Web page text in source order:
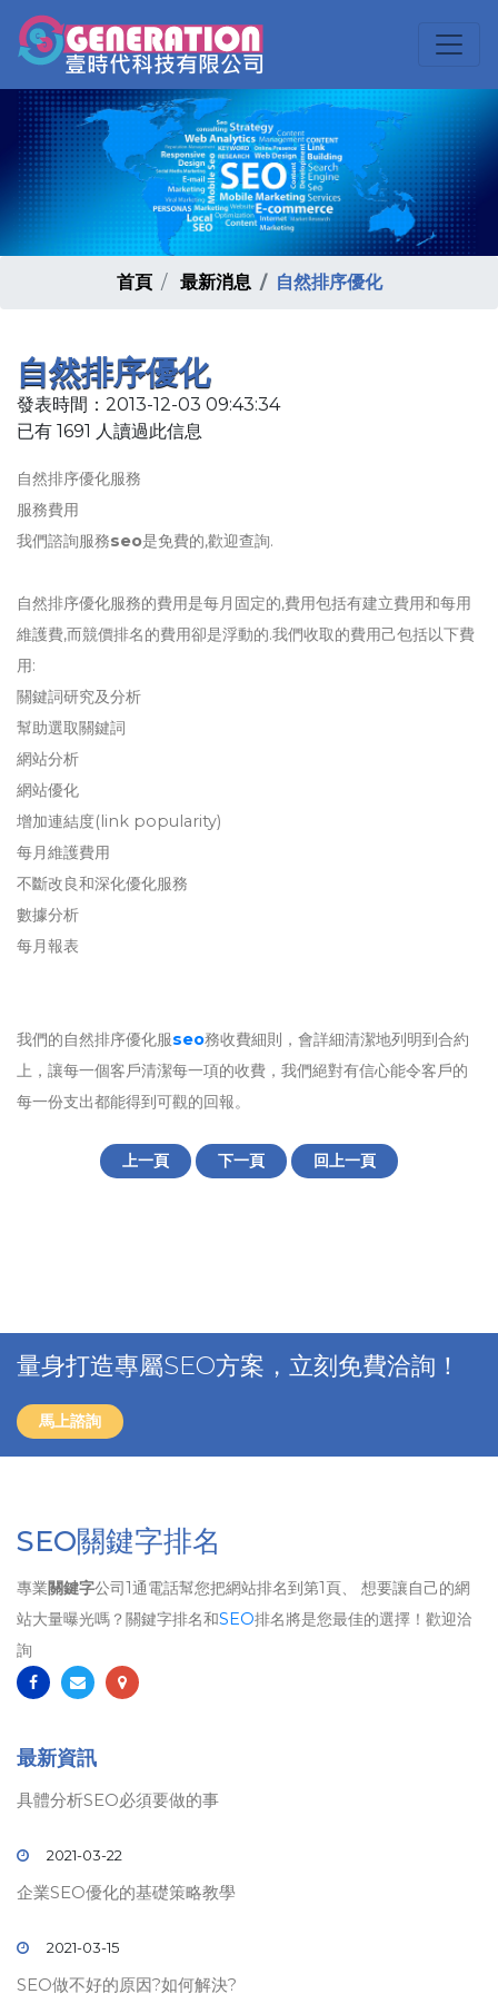
首頁 最新消息 自然排序優化
自然排序優化
發表時間：2013-12-03 09:43:34
已有 1691 人讀過此信息
自然排序優化服務
服務費用
我們諮詢服務seo是免費的,歡迎查詢.
自然排序優化服務的費用是每月固定的,費用包括有建立費用和每用
維護費,而競價排名的費用卻是浮動的.我們收取的費用己包括以下費
用:
關鍵詞研究及分析
幫助選取關鍵詞
網站分析
網站優化
增加連結度(link popularity)
每月維護費用
不斷改良和深化優化服務
數據分析
每月報表
我們的自然排序優化服seo務收費細則，會詳細清潔地列明到合約
上，讓每一個客戶清潔每一項的收費，我們絕對有信心能令客戶的
每一份支出都能得到可觀的回報。
上一頁 下一頁 回上一頁
量身打造專屬SEO方案，立刻免費洽詢！
馬上諮詢
SEO關鍵字排名
專業關鍵字公司1通電話幫您把網站排名到第1頁、 想要讓自己的網
站大量曝光嗎？關鍵字排名和SEO排名將是您最佳的選擇！歡迎洽
詢
最新資訊
具體分析SEO必須要做的事
2021-03-22
企業SEO優化的基礎策略教學
2021-03-15
SEO做不好的原因?如何解決?